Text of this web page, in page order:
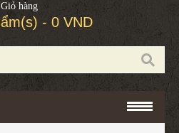
Giỏ hàng
- 0 VND